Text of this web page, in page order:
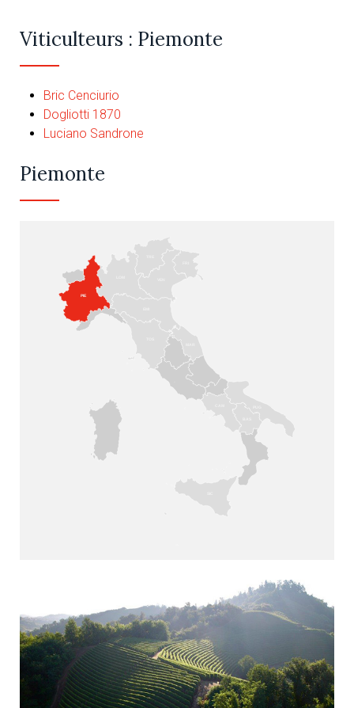
Viticulteurs : Piemonte
Bric Cenciurio
Dogliotti 1870
Luciano Sandrone
Piemonte